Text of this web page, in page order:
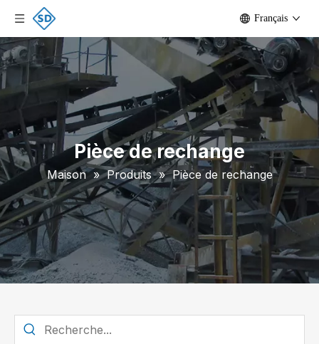
Français
Pièce de rechange
Maison » Produits » Pièce de rechange